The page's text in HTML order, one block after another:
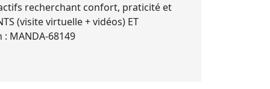
recherchant confort, praticité et
(visite virtuelle + vidéos) ET
: MANDA-68149